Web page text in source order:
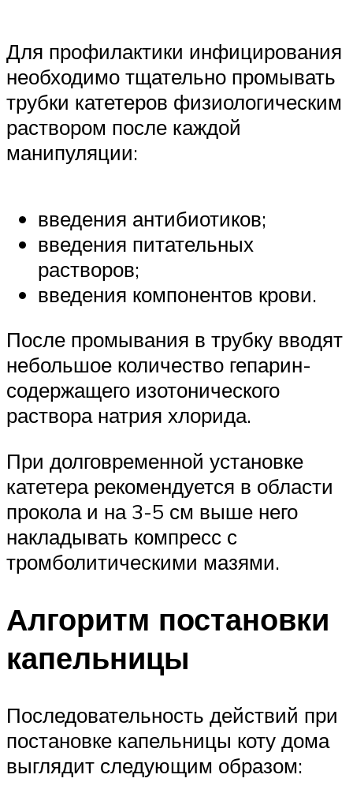
Для профилактики инфицирования
необходимо тщательно промывать
трубки катетеров физиологическим
раствором после каждой
манипуляции:
введения антибиотиков;
введения питательных
растворов;
введения компонентов крови.
После промывания в трубку вводят
небольшое количество гепарин-
содержащего изотонического
раствора натрия хлорида.
При долговременной установке
катетера рекомендуется в области
прокола и на 3-5 см выше него
накладывать компресс с
тромболитическими мазями.
Алгоритм постановки
капельницы
Последовательность действий при
постановке капельницы коту дома
выглядит следующим образом: